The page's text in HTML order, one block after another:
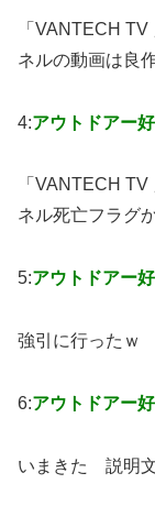
「VANTECH
ネルの動画は良
4:アウトドアー
「VANTECH
ネル死亡フラグ
5:アウトドアー
強引に行ったｗ
6:アウトドアー
いまきた 説明